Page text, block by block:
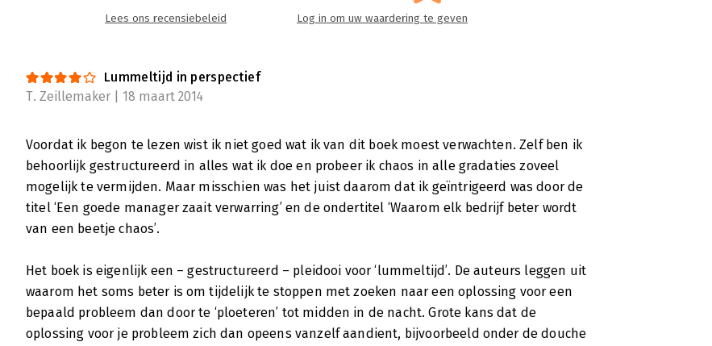
toestand van volledige verwarring en wanorde. En dan verschijnt er een boek met
Lees verder
Een goede manager zaait verwarring
Iris van Maurik | 6 maart 2014
Een opvallende titel: ‘Een goede manager zaait verwarring’. In de huidige
werkcultuur verwachten we van managers toch vooral dat zij zorgen dat doelen
gerealiseerd worden. Fayol beschreef zelfs in zijn managementtheorie dat
ondertitel van het boek, Waarom elk bedrijf beter wordt van een beetje chaos, laat
zien dat contoleren en beheersen niet past binnen de gedachten van de auteurs
Ori Brafman en Judah Pollack.
Lees verder
Lees ons recensiebeleid Log in om uw waardering te geven
Lummeltijd in perspectief
T. Zeillemaker | 18 maart 2014
Voordat ik begon te lezen wist ik niet goed wat ik van dit boek moest verwachten. Zelf ben ik
behoorlijk gestructureerd in alles wat ik doe en probeer ik chaos in alle gradaties zoveel
mogelijk te vermijden. Maar misschien was het juist daarom dat ik geïntrigeerd was door de
titel ‘Een goede manager zaait verwarring’ en de ondertitel ‘Waarom elk bedrijf beter wordt
van een beetje chaos’.
Het boek is eigenlijk een – gestructureerd – pleidooi voor ‘lummeltijd’. De auteurs leggen uit
waarom het soms beter is om tijdelijk te stoppen met zoeken naar een oplossing voor een
bepaald probleem dan door te ‘ploeteren’ tot midden in de nacht. Grote kans dat de
oplossing voor je probleem zich dan opeens vanzelf aandient, bijvoorbeeld onder de douche